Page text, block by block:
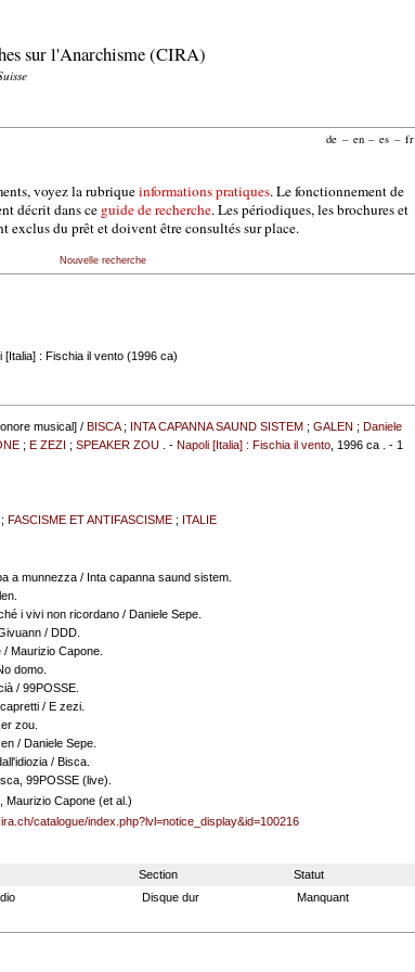
sur l'Anarchisme (CIRA)
de – en – es – fr
voyez la rubriqueinformations pratiques. Le fonctionnement de
décrit dans ce guide de recherche. Les périodiques, les brochures et
exclus du prêt et doivent être consultés sur place.
Nouvelle recherche
[Italia] : Fischia il vento (1996 ca)
musical] /BISCA; INTA CAPANNA SAUND SISTEM ;GALEN ;Daniele
;E ZEZI ;SPEAKER ZOU . -Napoli [Italia] : Fischia il vento , 1996 ca . - 1
FASCISME ET ANTIFASCISME; ITALIE
a munnezza / Inta capanna saund sistem.
i vivi non ricordano / Daniele Sepe.
/ DDD.
Maurizio Capone.
domo.
/ 99POSSE.
/ E zezi.
zou.
/ Daniele Sepe.
/ Bisca.
99POSSE (live).
Maurizio Capone (et al.)
catalogue/index.php?lvl=notice_display&id=100216
Section
Statut
Disque dur Manquant